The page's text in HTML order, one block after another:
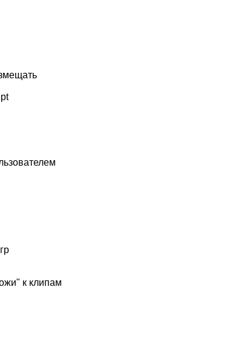
к клипам